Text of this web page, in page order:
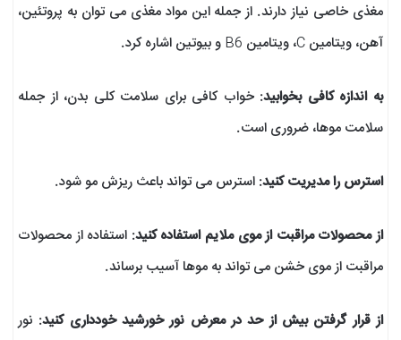
مغذی خاصی نیاز دارند. از جمله این مواد مغذی می توان به پروتئین،
آهن، ویتامین C، ویتامین B6 و بیوتین اشاره کرد.
به اندازه کافی بخوابید: خواب کافی برای سلامت کلی بدن، از جمله
سلامت موها، ضروری است.
استرس را مدیریت کنید: استرس می تواند باعث ریزش مو شود.
از محصولات مراقبت از موی ملایم استفاده کنید: استفاده از محصولات
مراقبت از موی خشن می تواند به موها آسیب برساند.
از قرار گرفتن بیش از حد در معرض نور خورشید خودداری کنید: نور